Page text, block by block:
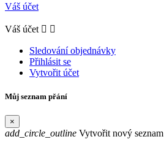
Váš účet
Váš účet  
Sledování objednávky
Přihlásit se
Vytvořit účet
Můj seznam přání
×
add_circle_outline Vytvořit nový seznam